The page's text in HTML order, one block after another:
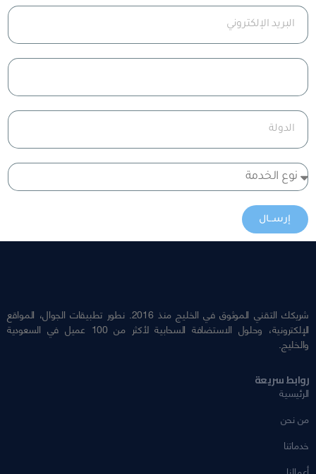
إرســال
شريكك التقني الموثوق في الخليج منذ 2016. نطور تطبيقات الجوال، المواقع
الإلكترونية، وحلول الاستضافة السحابية لأكثر من 100 عميل في السعودية
والخليج.
روابط سريعة
الرئيسية
من نحن
خدماتنا